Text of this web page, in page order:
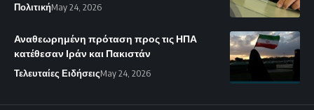
ΠολιτικήMay 24, 2026
Αναθεωρημένη πρόταση προς τις ΗΠΑ
κατέθεσαν Ιράν και Πακιστάν
Τελευταίες ΕιδήσειςMay 24, 2026